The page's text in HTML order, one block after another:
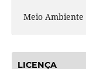
Meio Ambiente
LICENÇA